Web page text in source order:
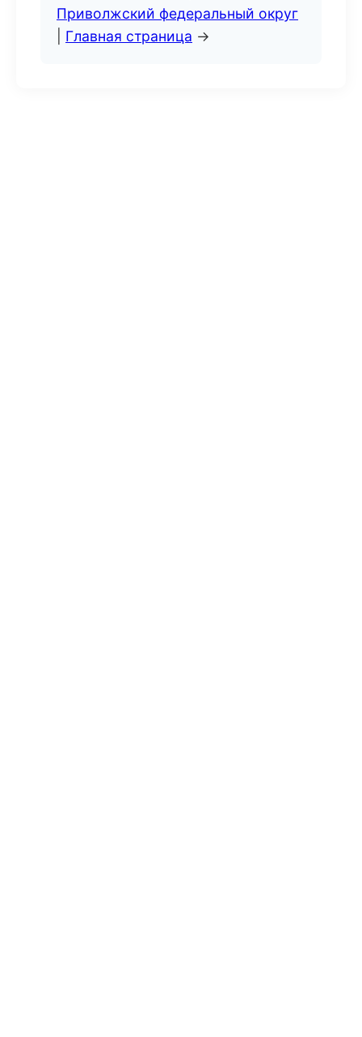
Приволжский федеральный округ
Главная страница →